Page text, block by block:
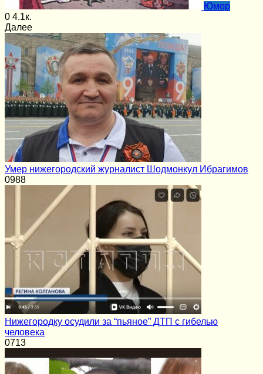
Юмор
0 4.1к.
Далее
Умер нижегородский журналист Шодмонкул Ибрагимов
0988
Нижегородку осудили за “пьяное” ДТП с гибелью
человека
0713